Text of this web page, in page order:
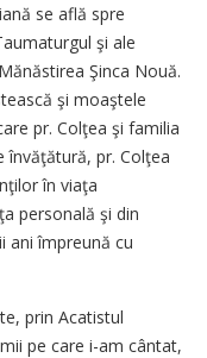
se află spre
şi ale
Şinca Nouă.
şi moaştele
pr. Colţea şi familia
învăţătură, pr. Colţea
în viaţa
personală şi din
ani împreună cu
prin Acatistul
pe care i-am cântat,